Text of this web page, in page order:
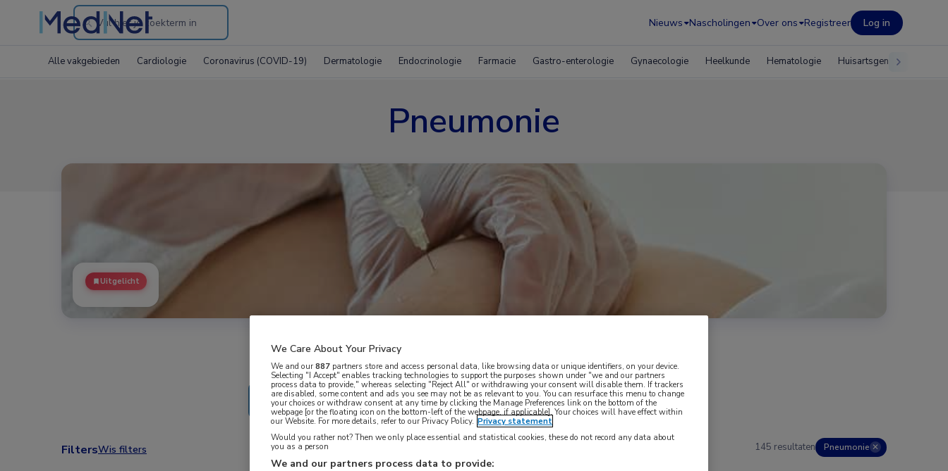
Search
the
Nieuws Nascholingen Over ons Registreer Log in
Alle vakgebieden Cardiologie Coronavirus (COVID-19) Dermatologie Endocrinologie Farmacie Gastro-enterologie Gynaecologie Heelkunde Hematologie Huisartsgeneeskunde
Pneumonie
Uitgelicht
FiltersWis filters 145 resultaten Pneumonie ✕
We Care About Your Privacy
We and our887 partners store and access personal data, like browsing data or unique identifiers, on your device.
Selecting "I Accept" enables tracking technologies to support the purposes shown under "we and our partners
process data to provide," whereas selecting "Reject All" or withdrawing your consent will disable them. If trackers
are disabled, some content and ads you see may not be as relevant to you. You can resurface this menu to change
your choices or withdraw consent at any time by clicking the Manage Preferences link on the bottom of the
webpage [or the floating icon on the bottom-left of the webpage, if applicable]. Your choices will have effect within
our Website. For more details, refer to our Privacy Policy. Privacy statement
Would you rather not? Then we only place essential and statistical cookies, these do not record any data about
you as a person
We and our partners process data to provide: